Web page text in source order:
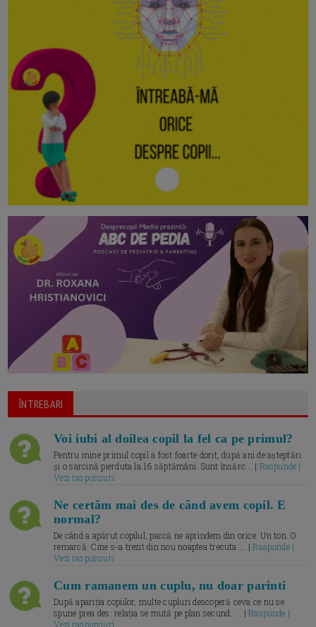
ÎNTREBARI
Voi iubi al doilea copil la fel ca pe primul?
Pentru mine primul copil a fost foarte dorit, după ani de așteptări
și o sarcină pierduta la 16 săptămâni. Sunt însărc... | Raspunde |
Vezi raspunsuri
Ne certăm mai des de când avem copil. E
normal?
De când a apărut copilul, parcă ne aprindem din orice. Un ton. O
remarcă. Cine s-a trezit din nou noaptea trecuta.... |Raspunde |
Vezi raspunsuri
Cum ramanem un cuplu, nu doar parinti
După apariția copiilor, multe cupluri descoperă ceva ce nu se
spune prea des: relația se mută pe plan secund. ... |Raspunde |
Vezi raspunsuri